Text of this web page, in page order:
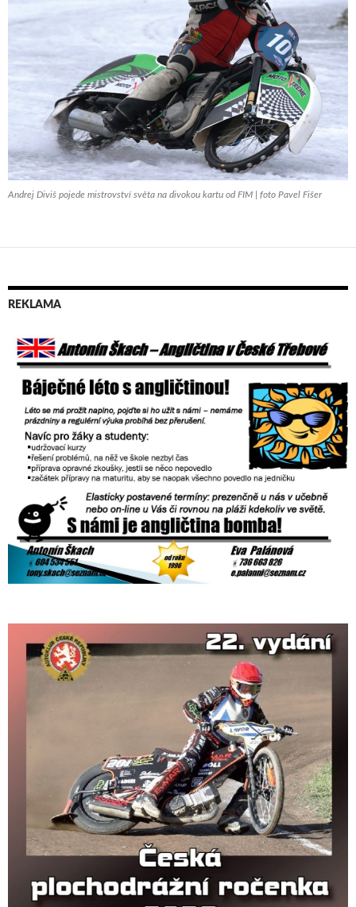
Andrej Diviš pojede mistrovství světa na divokou kartu od FIM | foto Pavel Fišer
REKLAMA